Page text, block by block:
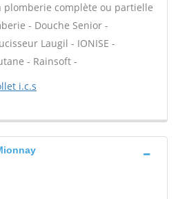
plomberie complète ou partielle
- Douche Senior -
Laugil - IONISE -
- Rainsoft -
i.c.s